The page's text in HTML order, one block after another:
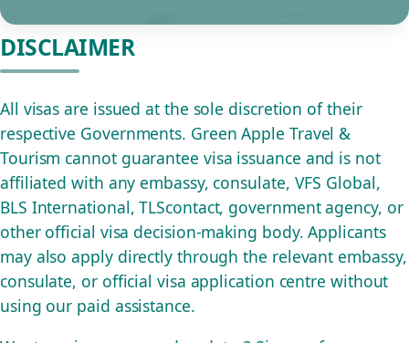
DISCLAIMER
All visas are issued at the sole discretion of their
respective Governments. Green Apple Travel &
Tourism cannot guarantee visa issuance and is not
affiliated with any embassy, consulate, VFS Global,
BLS International, TLScontact, government agency, or
other official visa decision-making body. Applicants
may also apply directly through the relevant embassy,
consulate, or official visa application centre without
using our paid assistance.